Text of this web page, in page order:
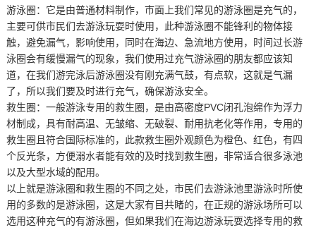
游泳圈：它是由普通材料制作，市面上我们常见的游泳圈是充气的，
主要可供市民们去游泳玩耍时使用，此种游泳圈不能锋利的物体接
触，避免漏气，影响使用，同时在海边、急流地方使用，时间过长游
泳圈会有缓慢漏气的现象，我们使用过充气游泳圈的朋友都应该知
道，在我们游完泳后游泳圈没有刚充满气鼓，有点软，这就是气漏
了，所以我们要及时进行充气，确保游泳安全。
救生圈：一般游泳专用的救生圈，是由高密度PVC闭孔泡绵作为浮力
材制成，具有耐高温、无皱缩、无破裂、耐用抗老化等作用，专用的
救生圈且符合国际标准的，此款救生圈外观颜色为橙色、红色，有四
个反光条，方便溺水者能有效的及时找到救生圈，非常适合很多泳池
以及大型水域的配用。
以上就是游泳圈和救生圈的不同之处，市民们去游泳池里游泳时所使
用的多数的是游泳圈，这是大家有目共睹的，在正规的游泳场所可以
选用这种充气的有游泳圈，但如果我们在海边游泳玩耍选择专用的救